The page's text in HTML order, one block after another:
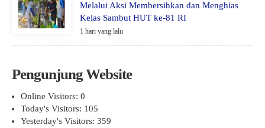
Melalui Aksi Membersihkan dan Menghias
Kelas Sambut HUT ke-81 RI
1 hari yang lalu
Pengunjung Website
Online Visitors: 0
Today's Visitors: 105
Yesterday's Visitors: 359